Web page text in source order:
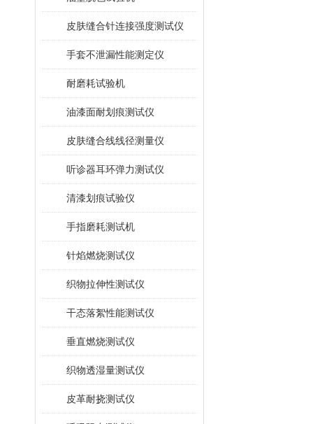
皮肤缝合针连接强度测试仪
手套不泄漏性能测定仪
耐磨耗试验机
油漆面耐划痕测试仪
皮肤缝合线线径测量仪
听诊器耳环弹力测试仪
清漆划痕试验仪
手指磨耗测试机
针焰燃烧测试仪
织物拉伸性测试仪
干态落絮性能测试仪
垂直燃烧测试仪
织物透湿量测试仪
皮革耐挠测试仪